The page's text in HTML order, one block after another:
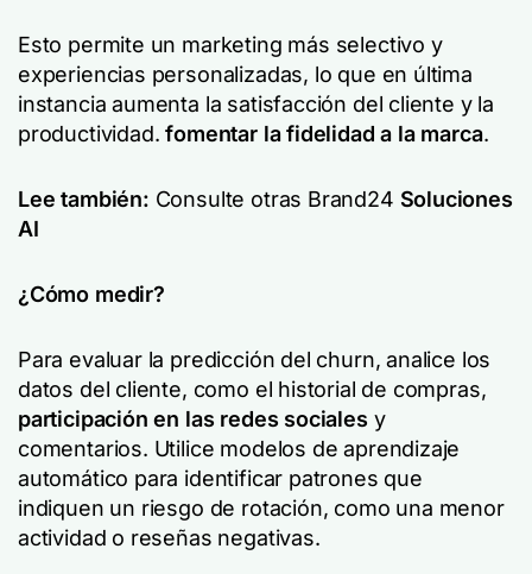
Esto permite un marketing más selectivo y
experiencias personalizadas, lo que en última
instancia aumenta la satisfacción del cliente y la
productividad.fomentar la fidelidad a la marca.
Lee también: Consulte otras Brand24 Soluciones
AI
¿Cómo medir?
Para evaluar la predicción del churn, analice los
datos del cliente, como el historial de compras,
participación en las redes sociales y
comentarios. Utilice modelos de aprendizaje
automático para identificar patrones que
indiquen un riesgo de rotación, como una menor
actividad o reseñas negativas.